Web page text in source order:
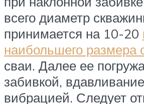
всего диаметр
принимается на 10-20
наибольшего размера
сваи. Далее ее
забивкой,
вибрацией. Следует